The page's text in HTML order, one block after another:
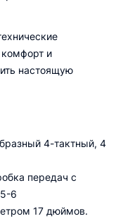
комфорт и
настоящую
4-тактный, 4
передач с
6
17 дюймов.